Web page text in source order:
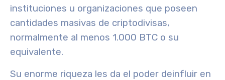
instituciones u organizaciones que poseen
cantidades masivas de criptodivisas,
normalmente al menos 1.000 BTC o su
equivalente.
Su enorme riqueza les da el poder deinfluir en